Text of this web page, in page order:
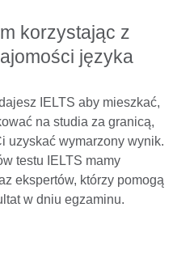
korzystając z
języka
IELTS aby mieszkać,
na studia za granicą,
uzyskać wymarzony wynik.
testu IELTS mamy
ekspertów, którzy pomogą
w dniu egzaminu.